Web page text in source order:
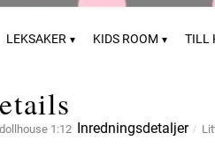
LEKSAKER KIDS ROOM TILL
1:12 Inredningsdetaljer